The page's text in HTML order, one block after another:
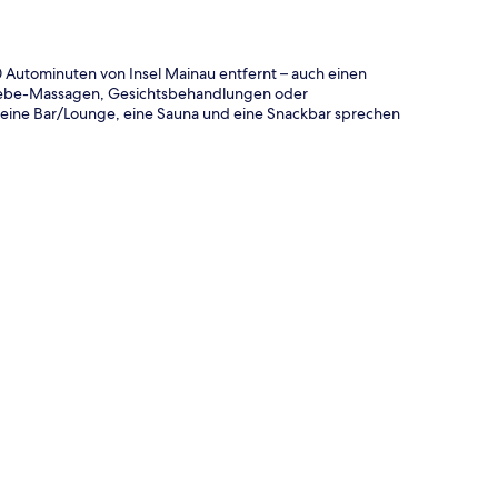
von Insel Mainau entfernt – auch einen
Massagen, Gesichtsbehandlungen oder
Bar/Lounge, eine Sauna und eine Snackbar sprechen